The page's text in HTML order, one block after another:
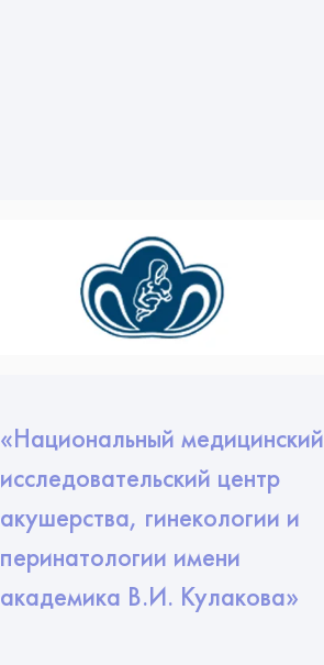
«Национальный медицинский
исследовательский центр
акушерства, гинекологии и
перинатологии имени
академика В.И. Кулакова»